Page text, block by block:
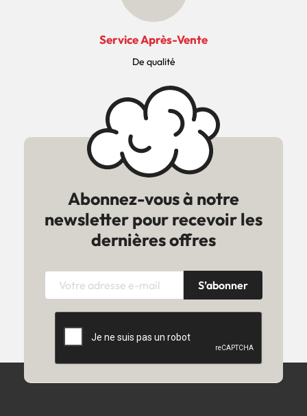
Service Après-Vente
De qualité
Abonnez-vous à notre
newsletter pour recevoir les
dernières offres